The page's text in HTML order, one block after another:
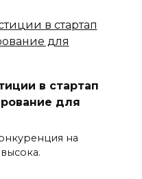
в стартап
для
на